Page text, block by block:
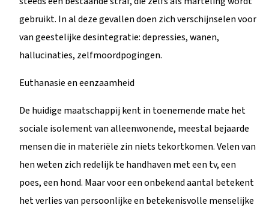
gebruikt. In al deze gevallen doen zich verschijnselen voor
van geestelijke desintegratie: depressies, wanen,
hallucinaties, zelfmoordpogingen.
Euthanasie en eenzaamheid
De huidige maatschappij kent in toenemende mate het
sociale isolement van alleenwonende, meestal bejaarde
mensen die in materiële zin niets tekortkomen. Velen van
hen weten zich redelijk te handhaven met een tv, een
poes, een hond. Maar voor een onbekend aantal betekent
het verlies van persoonlijke en betekenisvolle menselijke